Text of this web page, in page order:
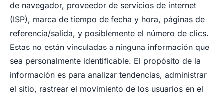
de navegador, proveedor de servicios de internet
(ISP), marca de tiempo de fecha y hora, páginas de
referencia/salida, y posiblemente el número de clics.
Estas no están vinculadas a ninguna información que
sea personalmente identificable. El propósito de la
información es para analizar tendencias, administrar
el sitio, rastrear el movimiento de los usuarios en el